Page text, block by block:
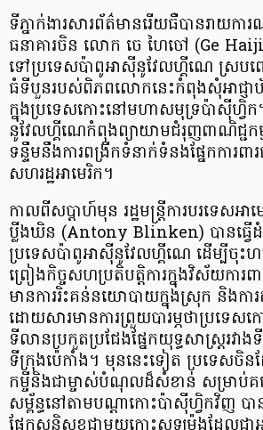
ទីភ្នាក់ងារសារព័ត៌មានរើយធឺបានរាយកា
ធនាគារចិន លោក ចេ ហៃចៅ (Ge
ទៅប្រទេសប៉ាពូអាស៊ីនូវែលហ្គីណេ ស្របព
ធំទីបួនរបស់ពិភពលោកនេះកំពុងសុំអាជ្ញាប័ណ្
ក្នុងប្រទេសកោះនៅមហាសមុទ្រប៉ាស៊ីហ្វិ
នូវែលហ្គីណេកំពុងព្យាយាមជំរុញពាណិជ្ជក
ទន្ទឹមនឹងការពង្រីកទំនាក់ទំនងផ្នែកការព
សហរដ្ឋអាមេរិក។
កាលពីសប្តាហ៍មុន រដ្ឋមន្ត្រីការបរទេសអ
ប្លីងឃិន (Antony Blinken) បានធ្វើ
ប្រទេសប៉ាពូអាស៊ីនូវែលហ្គីណេ ដើម្បីចុះហ
ព្រៀងកិច្ចសហប្រតិបត្តិការក្នុងវិស័យការព
មានការរិះគន់នយោបាយក្នុងស្រុក និងកា
ដោយសារមានការព្រួយបារម្ភថាប្រទេសក
ទីលានប្រកួតប្រជែងផ្នែកយុទ្ធសាស្ត្ររវ
ទីក្រុងប៉េកាំង។ មុននេះទៀត ប្រទេសចិនដ
កម្ចីនិងជាម្ចាស់បំណុលដ៏សំខាន់ សម្រាប់គម្
សម្ព័ន្ធនៅតាមបណ្ដាកោះប៉ាស៊ីហ្វិកវិញ បា